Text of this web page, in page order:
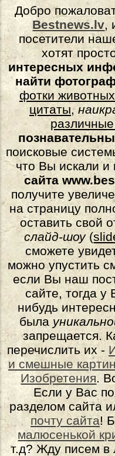
Добро
Bestnews.lv,
посетители
хотят
интересных
найти
фотки животных
цитаты,
поисковые
что Вы искали и
сайта
получите
на страницу
оставить свой
слайд-шоу(
сможете
можно упустить
если Вы наш
сайте, тогда у
нибудь
была
запрещается.
перечислить их -
и смешные
Изобретения.
Если у Вас
разделом сайта
почту сайта!
малюсенькой
т.д? Жду писем в